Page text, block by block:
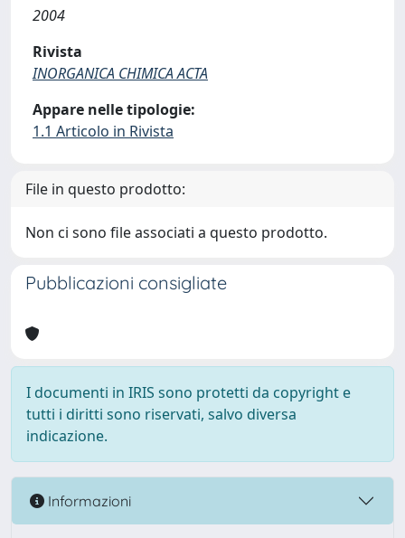
2004
Rivista
INORGANICA CHIMICA ACTA
Appare nelle tipologie:
1.1 Articolo in Rivista
File in questo prodotto:
Non ci sono file associati a questo prodotto.
Pubblicazioni consigliate
I documenti in IRIS sono protetti da copyright e
tutti i diritti sono riservati, salvo diversa
indicazione.
Informazioni